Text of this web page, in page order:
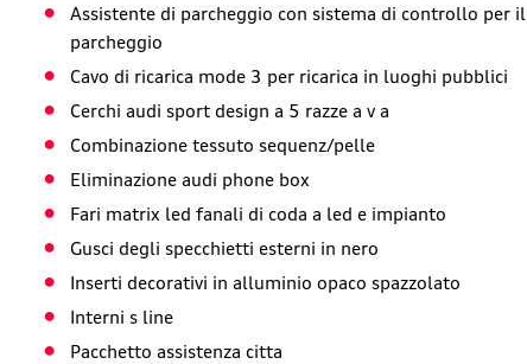
Assistente di parcheggio con sistema di controllo per il
parcheggio
Cavo di ricarica mode 3 per ricarica in luoghi pubblici
Cerchi audi sport design a 5 razze a v a
Combinazione tessuto sequenz/pelle
Eliminazione audi phone box
Fari matrix led fanali di coda a led e impianto
Gusci degli specchietti esterni in nero
Inserti decorativi in alluminio opaco spazzolato
Interni s line
Pacchetto assistenza citta